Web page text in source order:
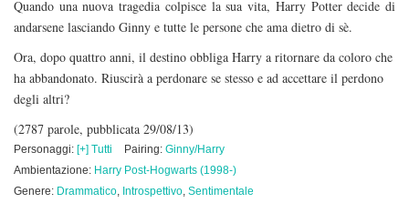
Quando una nuova tragedia colpisce la sua vita, Harry Potter decide di
andarsene lasciando Ginny e tutte le persone che ama dietro di sè.
Ora, dopo quattro anni, il destino obbliga Harry a ritornare da coloro che
ha abbandonato. Riuscirà a perdonare se stesso e ad accettare il perdono
degli altri?
(2787 parole, pubblicata 29/08/13)
Personaggi: [+] Tutti Pairing: Ginny/Harry
Ambientazione: Harry Post-Hogwarts (1998-)
Genere: Drammatico, Introspettivo, Sentimentale